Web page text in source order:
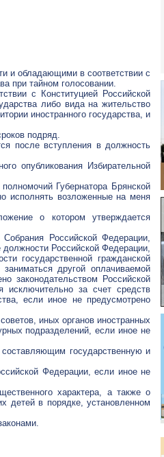
и обладающими в соответствии с
при тайном голосовании.
с Конституцией Российской
либо вида на жительство
иностранного государства, и
подряд.
после вступления в должность
опубликования Избирательной
Губернатора Брянской
исполнять возложенные на меня
о котором утверждается
Российской Федерации,
Российской Федерации,
государственной гражданской
другой оплачиваемой
законодательством Российской
исключительно за счет средств
если иное не предусмотрено
иных органов иностранных
подразделений, если иное не
государственную и
Федерации, если иное не
характера, а также о
детей в порядке, установленном